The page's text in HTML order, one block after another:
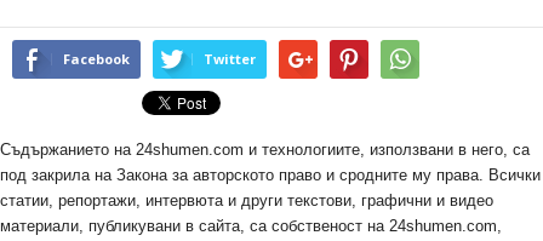
Facebook Twitter
Съдържанието на 24shumen.com и технологиите, използвани в него, са
под закрила на Закона за авторското право и сродните му права. Всички
статии, репортажи, интервюта и други текстови, графични и видео
материали, публикувани в сайта, са собственост на 24shumen.com,